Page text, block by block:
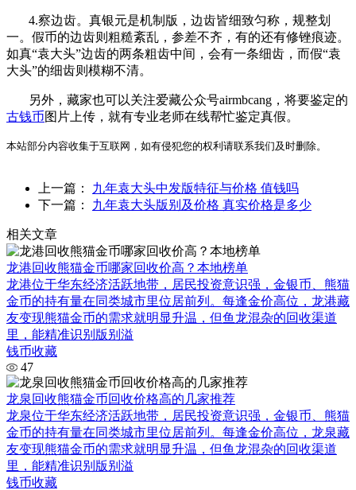
4.察边齿。真银元是机制版，边齿皆细致匀称，规整划
一。假币的边齿则粗糙紊乱，参差不齐，有的还有修锉痕迹。
如真“袁大头”边齿的两条粗齿中间，会有一条细齿，而假“袁
大头”的细齿则模糊不清。
另外，藏家也可以关注爱藏公众号airmbcang，将要鉴定的
古钱币图片上传，就有专业老师在线帮忙鉴定真假。
本站部分内容收集于互联网，如有侵犯您的权利请联系我们及时删除。
上一篇： 九年袁大头中发版特征与价格 值钱吗
下一篇： 九年袁大头版别及价格 真实价格是多少
相关文章
龙港回收熊猫金币哪家回收价高？本地榜单
龙港位于华东经济活跃地带，居民投资意识强，金银币、熊猫
金币的持有量在同类城市里位居前列。每逢金价高位，龙港藏
友变现熊猫金币的需求就明显升温，但鱼龙混杂的回收渠道
里，能精准识别版别溢
钱币收藏
47
龙泉回收熊猫金币回收价格高的几家推荐
龙泉位于华东经济活跃地带，居民投资意识强，金银币、熊猫
金币的持有量在同类城市里位居前列。每逢金价高位，龙泉藏
友变现熊猫金币的需求就明显升温，但鱼龙混杂的回收渠道
里，能精准识别版别溢
钱币收藏